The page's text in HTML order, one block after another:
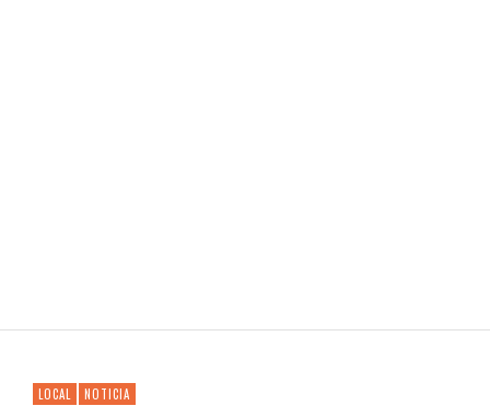
LOCAL NOTICIA